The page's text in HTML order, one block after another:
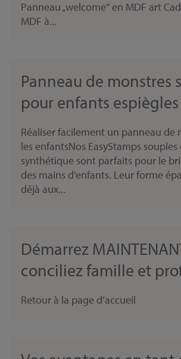
Panneau „welcome“ en MDF art
MDF à...
Panneau de monstres
pour enfants espiègles
Réaliser facilement un panneau de
les enfantsNos EasyStamps
synthétique sont parfaits pour le
des mains d’enfants. Leur forme
déjà aux...
Démarrez
conciliez famille et
Retour à la page d’accueil